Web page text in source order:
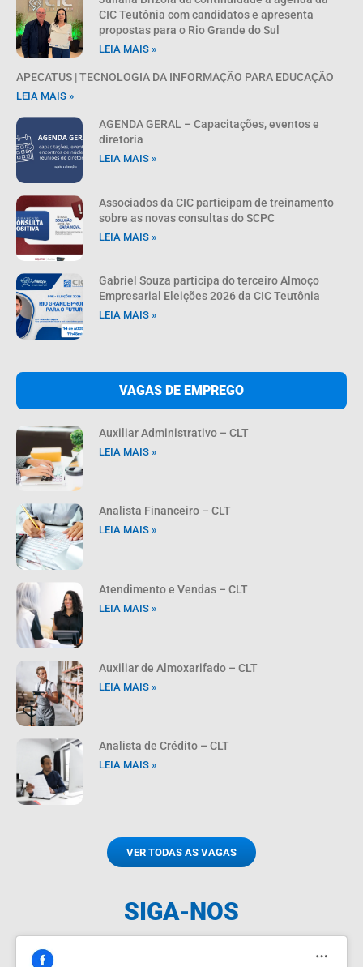
CIC Teutônia com candidatos e apresenta
propostas para o Rio Grande do Sul
LEIA MAIS »
APECATUS | TECNOLOGIA DA INFORMAÇÃO PARA EDUCAÇÃO
LEIA MAIS »
AGENDA GERAL – Capacitações, eventos e
diretoria
LEIA MAIS »
Associados da CIC participam de treinamento
sobre as novas consultas do SCPC
LEIA MAIS »
Gabriel Souza participa do terceiro Almoço
Empresarial Eleições 2026 da CIC Teutônia
LEIA MAIS »
VAGAS DE EMPREGO
Auxiliar Administrativo – CLT
LEIA MAIS »
Analista Financeiro – CLT
LEIA MAIS »
Atendimento e Vendas – CLT
LEIA MAIS »
Auxiliar de Almoxarifado – CLT
LEIA MAIS »
Analista de Crédito – CLT
LEIA MAIS »
VER TODAS AS VAGAS
SIGA-NOS